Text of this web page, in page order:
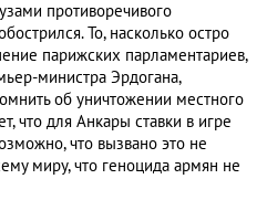
противоречивого
То, насколько остро
парижских парламентариев,
министра Эрдогана,
об уничтожении местного
что для Анкары ставки в игре
что вызвано это не
миру, что геноцида армян не